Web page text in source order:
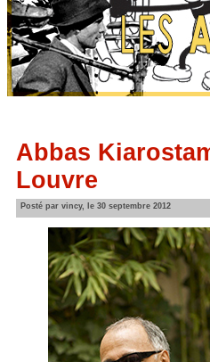
Abbas
Louvre
Posté par vincy, le 30 septembre 2012